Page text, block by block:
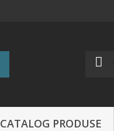
CATALOG PRODUSE